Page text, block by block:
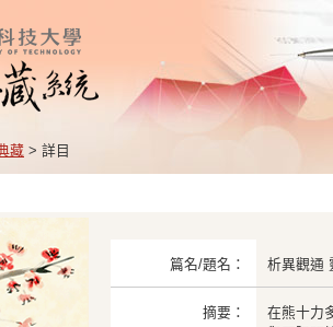
藏 > 詳目
篇名/題名： 析異觀通
摘要：
在熊十力